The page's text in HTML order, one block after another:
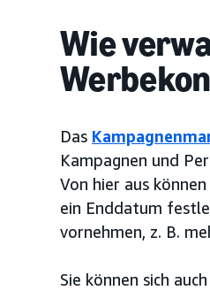
Wie
Das
Kampagnen und
Von hier aus
ein Enddatum
vornehmen, z. B.
Sie können sich